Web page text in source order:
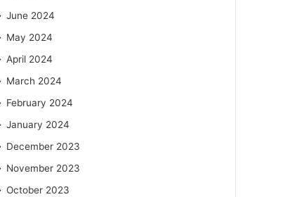
June 2024
May 2024
April 2024
March 2024
February 2024
January 2024
December 2023
November 2023
October 2023